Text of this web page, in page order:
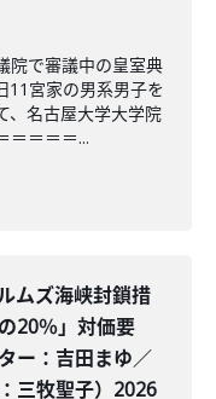
院で審議中の皇室典
11宮家の男系男子を
、名古屋大学大学院
＝＝＝＝...
ムズ海峡封鎖措
20％」対価要
ー：吉田まゆ／
三牧聖子）2026